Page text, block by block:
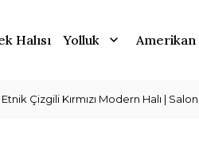
Halısı Yolluk Amerikan
Çizgili Kırmızı Modern Halı |